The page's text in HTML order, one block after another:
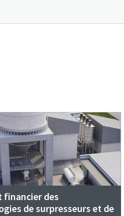
financier des
de surpresseurs et de